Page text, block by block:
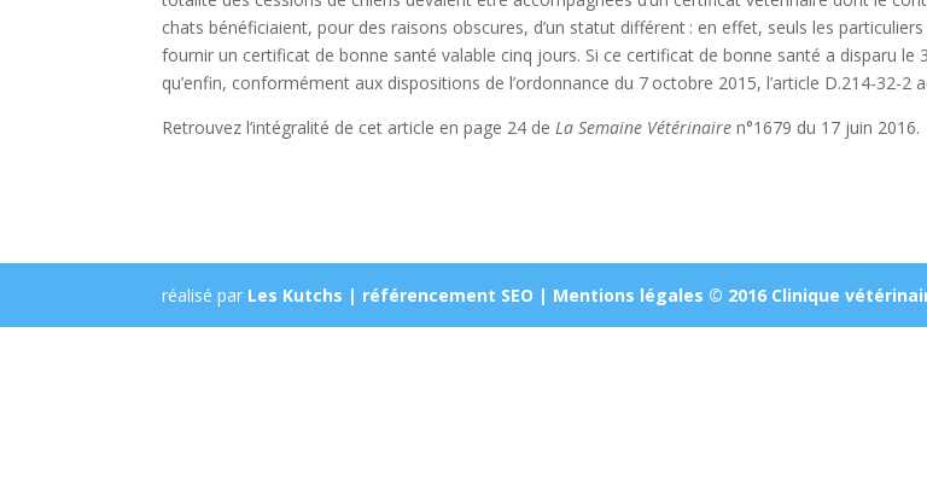
chats bénéficiaient, pour des raisons obscures, d’un statut différent : en effet, seuls les
fournir un certificat de bonne santé valable cinq jours. Si ce certificat de bonne santé a disparu le
qu’enfin, conformément aux dispositions de l’ordonnance du 7 octobre 2015, l’article D.214-32-2
Retrouvez l’intégralité de cet article en page 24 de La Semaine Vétérinaire n°1679 du 17 juin 2016.
réalisé par Les Kutchs | référencement SEO | Mentions légales © 2016 Clinique